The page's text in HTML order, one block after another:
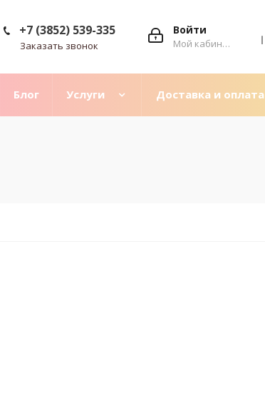
Войти
Мой кабинет
+7 (3852) 539-335
Заказать звонок
Блог Услуги Доставка и оплата